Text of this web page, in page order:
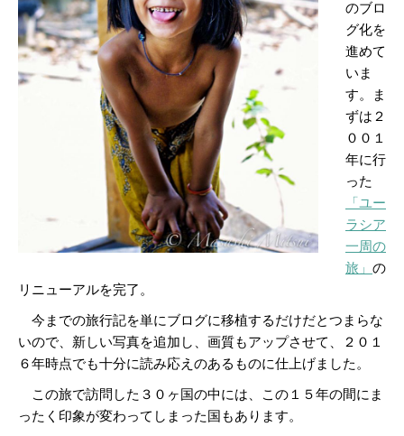
のブロ
グ化を
進めて
いま
す。ま
ずは２
００１
年に行
った
「ユー
ラシア
一周の
旅」 の
リニューアルを完了。
今までの旅行記を単にブログに移植するだけだとつまらな
いので、新しい写真を追加し、画質もアップさせて、２０１
６年時点でも十分に読み応えのあるものに仕上げました。
この旅で訪問した３０ヶ国の中には、この１５年の間にま
ったく印象が変わってしまった国もあります。